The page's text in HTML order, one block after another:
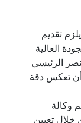
تقديم
العالية
الرئيسي
أن تعكس دقة
وكالة
تعيين